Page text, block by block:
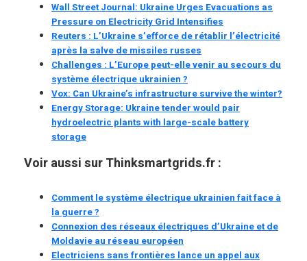
Wall Street Journal: Ukraine Urges Evacuations as
Pressure on Electricity Grid Intensifies
Reuters : L’Ukraine s’efforce de rétablir l’électricité
après la salve de missiles russes
Challenges : L’Europe peut-elle venir au secours du
système électrique ukrainien ?
Vox: Can Ukraine’s infrastructure survive the winter?
Energy Storage: Ukraine tender would pair
hydroelectric plants with large-scale battery
storage
Voir aussi sur Thinksmartgrids.fr :
Comment le système électrique ukrainien fait face à
la guerre ?
Connexion des réseaux électriques d’Ukraine et de
Moldavie au réseau européen
Electriciens sans frontières lance un appel aux